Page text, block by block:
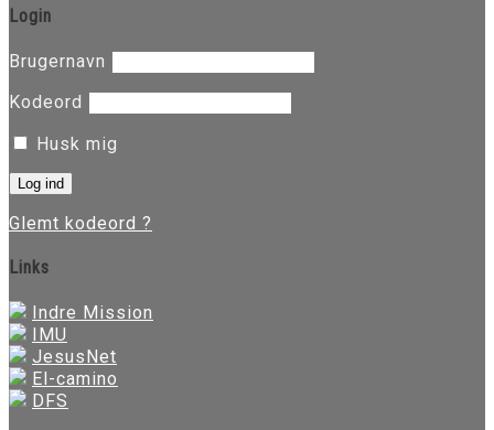
Login
Brugernavn
Kodeord
Husk mig
Glemt kodeord ?
Links
Indre Mission
IMU
JesusNet
El-camino
DFS